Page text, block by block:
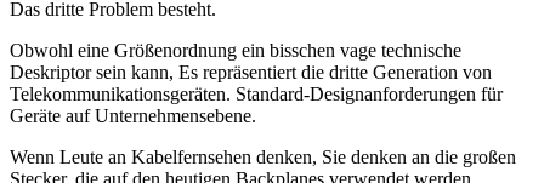
Das dritte Problem besteht.
Obwohl eine Größenordnung ein bisschen vage technische
Deskriptor sein kann, Es repräsentiert die dritte Generation von
Telekommunikationsgeräten. Standard-Designanforderungen für
Geräte auf Unternehmensebene.
Wenn Leute an Kabelfernsehen denken, Sie denken an die großen
Stecker, die auf den heutigen Backplanes verwendet werden.